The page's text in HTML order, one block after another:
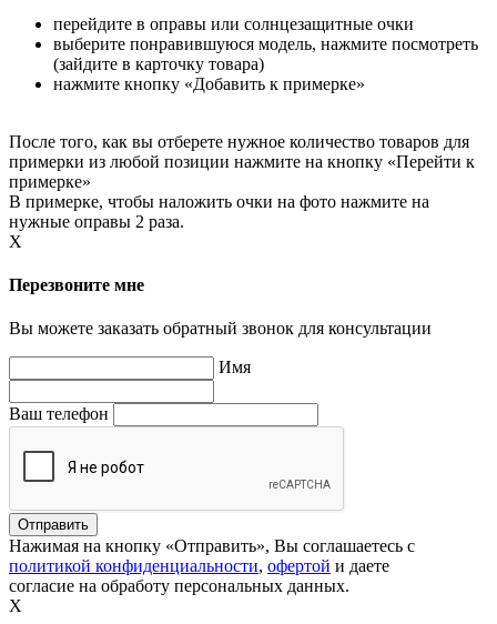
перейдите в оправы или солнцезащитные очки
выберите понравившуюся модель, нажмите посмотреть
(зайдите в карточку товара)
нажмите кнопку «Добавить к примерке»
После того, как вы отберете нужное количество товаров для
примерки из любой позиции нажмите на кнопку «Перейти к
примерке»
В примерке, чтобы наложить очки на фото нажмите на
нужные оправы 2 раза.
X
Перезвоните мне
Вы можете заказать обратный звонок для консультации
Имя
Ваш телефон
Нажимая на кнопку «Отправить», Вы соглашаетесь с
политикой конфиденциальности, офертой и даете
согласие на обработу персональных данных.
X